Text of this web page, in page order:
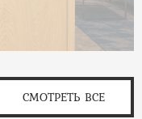
СМОТРЕТЬ ВСЕ